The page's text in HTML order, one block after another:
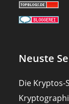
Neuste
Die Kryptos-